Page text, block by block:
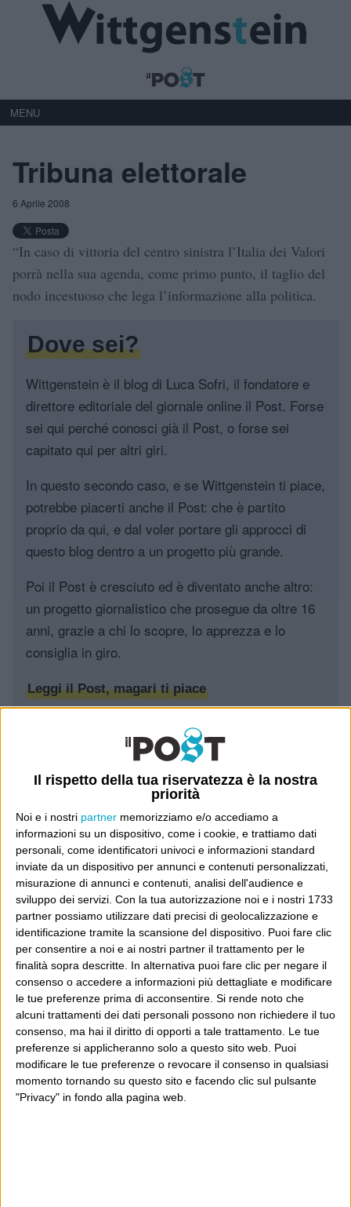
Il rispetto della tua riservatezza è la nostra
priorità
Noi e i nostri partner memorizziamo e/o accediamo a
informazioni su un dispositivo, come i cookie, e trattiamo dati
personali, come identificatori univoci e informazioni standard
inviate da un dispositivo per annunci e contenuti personalizzati,
misurazione di annunci e contenuti, analisi dell'audience e
sviluppo dei servizi. Con la tua autorizzazione noi e i nostri 1733
partner possiamo utilizzare dati precisi di geolocalizzazione e
identificazione tramite la scansione del dispositivo. Puoi fare clic
per consentire a noi e ai nostri partner il trattamento per le
finalità sopra descritte. In alternativa puoi fare clic per negare il
consenso o accedere a informazioni più dettagliate e modificare
le tue preferenze prima di acconsentire. Si rende noto che
alcuni trattamenti dei dati personali possono non richiedere il tuo
consenso, ma hai il diritto di opporti a tale trattamento. Le tue
preferenze si applicheranno solo a questo sito web. Puoi
modificare le tue preferenze o revocare il consenso in qualsiasi
momento tornando su questo sito e facendo clic sul pulsante
"Privacy" in fondo alla pagina web.
MENU
Tribuna elettorale
6 Aprile 2008
“In caso di vittoria del centro sinistra l’Italia dei Valori
porrà nella sua agenda, come primo punto, il taglio del
nodo incestuoso che lega l’informazione alla politica.
Dove sei?
Wittgenstein è il blog di Luca Sofri, il fondatore e
direttore editoriale del giornale online il Post. Forse
sei qui perché conosci già il Post, o forse sei
capitato qui per altri giri.
In questo secondo caso, e se Wittgenstein ti piace,
potrebbe piacerti anche il Post: che è partito
proprio da qui, e dal voler portare gli approcci di
questo blog dentro a un progetto più grande.
Poi il Post è cresciuto ed è diventato anche altro:
un progetto giornalistico che prosegue da oltre 16
anni, grazie a chi lo scopre, lo apprezza e lo
consiglia in giro.
Leggi il Post, magari ti piace
Wittgenstein
POST PRECEDENTE
Testimonianze
POST SUCCESSIVO
Scarpe e sòle
E per i regali di Natale